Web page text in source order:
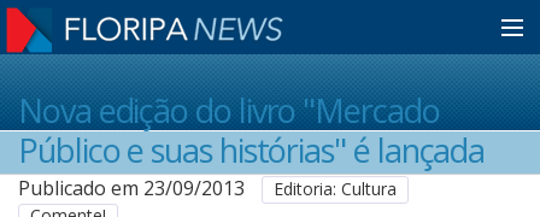
Home
Notícias
Nova edição do livro "Mercado
Público e suas histórias" é lançada
Publicado em 23/09/2013
Editoria: Cultura